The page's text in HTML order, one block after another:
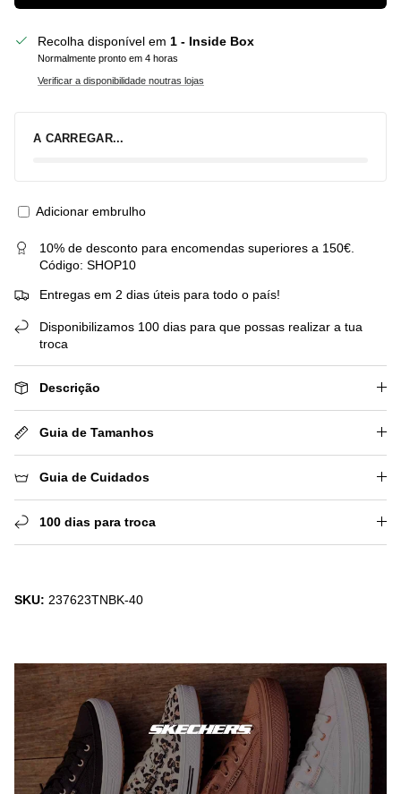
Recolha disponível em 1 - Inside Box
Normalmente pronto em 4 horas
Verificar a disponibilidade noutras lojas
A CARREGAR...
Adicionar embrulho
10% de desconto para encomendas superiores a 150€.
Código: SHOP10
Entregas em 2 dias úteis para todo o país!
Disponibilizamos 100 dias para que possas realizar a tua
troca
Descrição
Guia de Tamanhos
Guia de Cuidados
100 dias para troca
SKU: 237623TNBK-40